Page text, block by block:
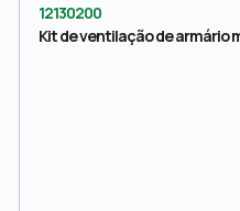
12130200
Kit de ventilação de armário